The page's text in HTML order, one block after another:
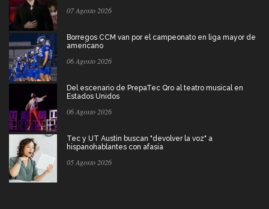
07 Agosto 2026
Borregos CCM van por el campeonato en liga mayor de
americano
06 Agosto 2026
Del escenario de PrepaTec Qro al teatro musical en
Estados Unidos
06 Agosto 2026
Tec y UT Austin buscan "devolver la voz" a
hispanohablantes con afasia
05 Agosto 2026